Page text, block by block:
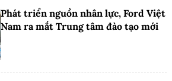
Phát triển nguồn nhân lực, Ford Việt
Nam ra mắt Trung tâm đào tạo mới